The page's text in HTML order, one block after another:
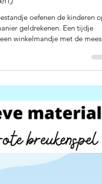
Sutter
bij Action
winkelmandje met de meest
in de Action. Dit leek me
Het bundeltje bevat 3
Rekenen met centjes
0,18 cent) en euro's. Op deze
aanpassen naar het niveau
in de klas en toch werkt